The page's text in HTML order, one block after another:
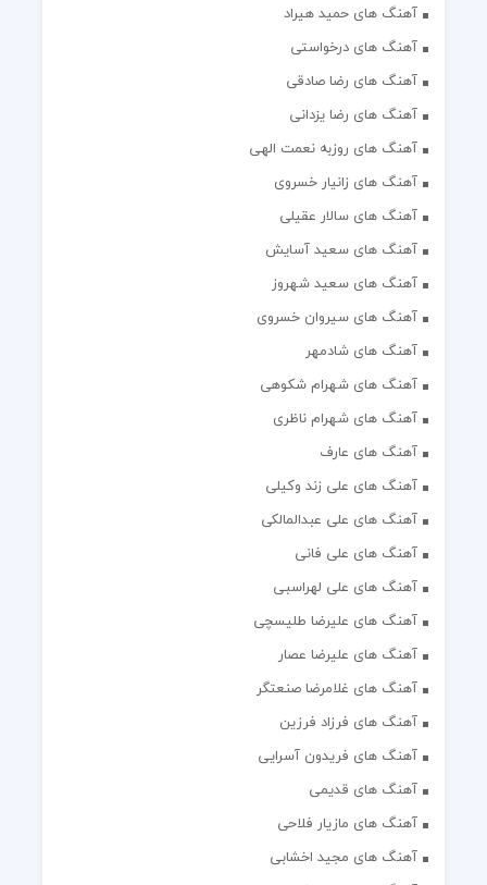
آهنگ های حمید هیراد
آهنگ های درخواستی
آهنگ های رضا صادقی
آهنگ های رضا یزدانی
آهنگ های روزبه نعمت الهی
آهنگ های زانیار خسروی
آهنگ های سالار عقیلی
آهنگ های سعید آسایش
آهنگ های سعید شهروز
آهنگ های سیروان خسروی
آهنگ های شادمهر
آهنگ های شهرام شکوهی
آهنگ های شهرام ناظری
آهنگ های عارف
آهنگ های علی زند وکیلی
آهنگ های علی عبدالمالکی
آهنگ های علی فانی
آهنگ های علی لهراسبی
آهنگ های علیرضا طلیسچی
آهنگ های علیرضا عصار
آهنگ های غلامرضا صنعتگر
آهنگ های فرزاد فرزین
آهنگ های فریدون آسرایی
آهنگ های قدیمی
آهنگ های مازیار فلاحی
آهنگ های مجید اخشابی